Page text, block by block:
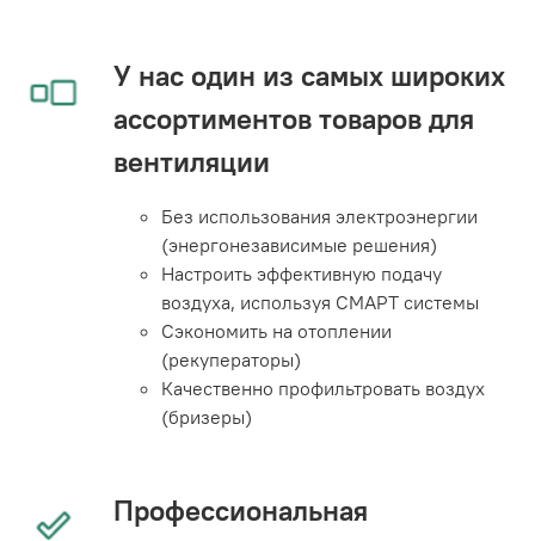
У нас один из самых широких
ассортиментов товаров для
вентиляции
Без использования электроэнергии
(энергонезависимые решения)
Настроить эффективную подачу
воздуха, используя СМАРТ системы
Сэкономить на отоплении
(рекуператоры)
Качественно профильтровать воздух
(бризеры)
Профессиональная